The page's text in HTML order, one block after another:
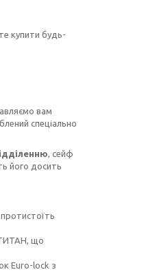
купити будь-
вам
спеціально
, сейф
його досить
ТИТАН, що
Euro-lock з